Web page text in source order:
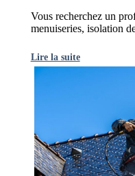
Vous recherchez un
menuiseries, isolation
Lire la suite